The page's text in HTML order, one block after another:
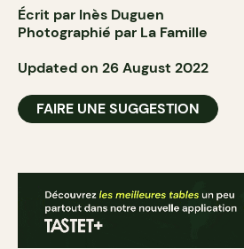
Écrit par Inès Duguen
Photographié par La Famille
Updated on 26 August 2022
FAIRE UNE SUGGESTION